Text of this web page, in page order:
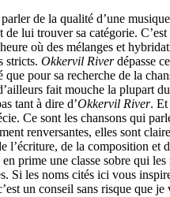
de la qualité d’une
de lui trouver sa catégorie. C’est
où des mélanges et
stricts. Okkervil Riverdépasse
que pour sa recherche de la
fait mouche la plupart
tant à dire d’Okkervil River. Et
Ce sont les chansons qui
renversantes, elles sont
l’écriture, de la composition et
prime une classe sobre qui les
Si les noms cités ici vous
un conseil sans risque que je